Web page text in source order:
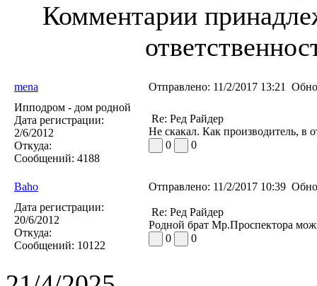
Комментарии
mena Отправлено: 11/2/2017 13:21
Ипподром - дом родной
Дата регистрации:
2/6/2012
Откуда:
Сообщений: 4188
Re: Ред Райдер
Не скакал. Как производитель, в
0
0
Baho Отправлено: 11/2/2017 10:39
Дата регистрации:
20/6/2012
Откуда:
Сообщений: 10122
Re: Ред Райдер
Родной брат Мр.Проспектора
0
0